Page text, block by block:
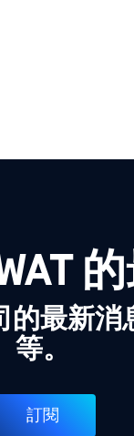
最新消
等。
訂閱